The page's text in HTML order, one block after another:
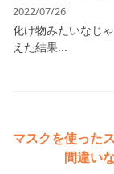
2022/07/26
化け物みたいなじ
えた結果...
マスクを使った
間違い